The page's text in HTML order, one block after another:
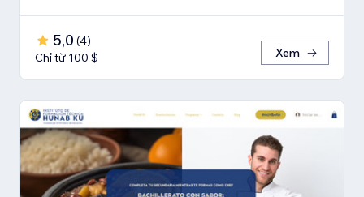
5,0 (4)
Chỉ từ 100 $
Xem